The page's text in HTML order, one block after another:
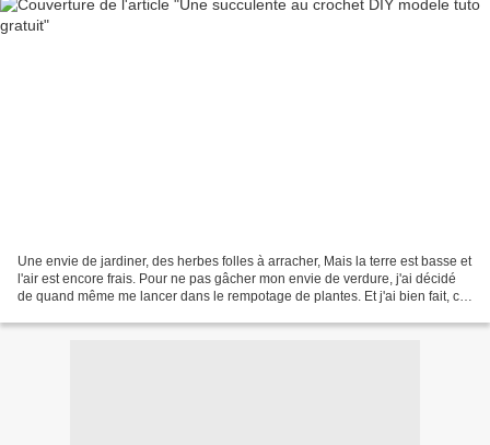
Une envie de jardiner, des herbes folles à arracher, Mais la terre est basse et
l'air est encore frais. Pour ne pas gâcher mon envie de verdure, j'ai décidé
de quand même me lancer dans le rempotage de plantes. Et j'ai bien fait, car